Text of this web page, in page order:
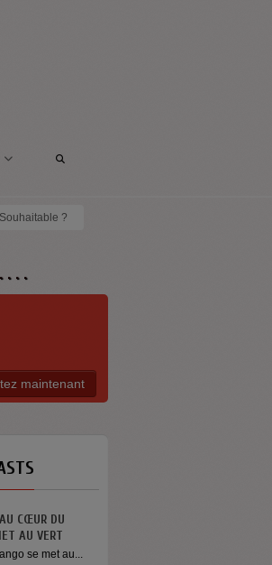
?
. . .
maintenant
CŒUR DU
AU VERT
se met au...